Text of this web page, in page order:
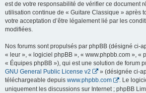
est de votre responsabilité de vérifier ce document
utilisation continue de « Guitare Classique » après
votre acceptation d’être légalement lié par les
modifiées.
Nos forums sont propulsés par phpBB (désigné ci-
« leur », « logiciel phpBB », « www.phpbb.com », «
« Équipes phpBB »), qui est une solution de forum
GNU General Public License v2
» (désignée ci-
téléchargeable depuis www.phpbb.com
. Le
uniquement les discussions sur Internet ; phpBB